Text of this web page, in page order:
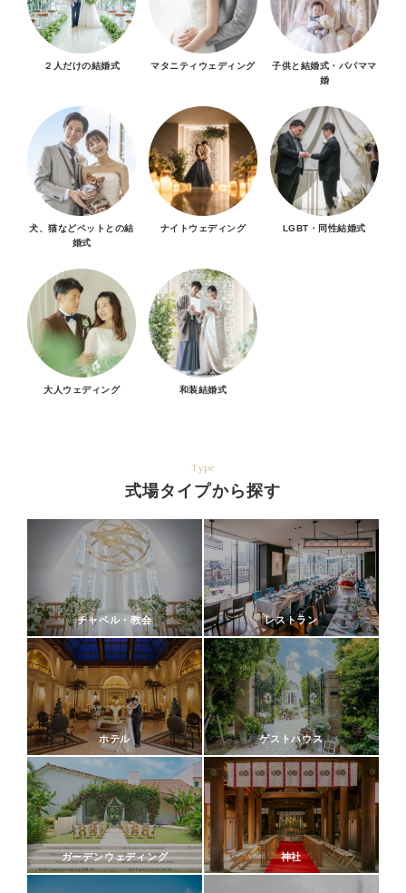
２人だけの結婚式 マタニティウェディング
子供と結婚式・パパママ
婚
犬、猫などペットとの結
婚式
ナイトウェディング LGBT・同性結婚式
大人ウェディング 和装結婚式
Type
式場タイプから探す
チャペル・教会 レストラン
ホテル ゲストハウス
ガーデンウェディング 神社